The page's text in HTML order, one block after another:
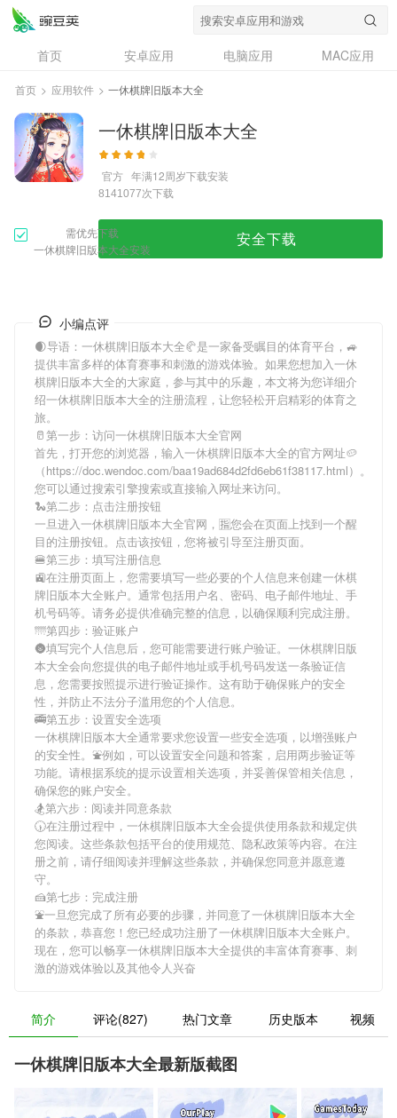
首页 安卓应用 电脑应用
MAC应用
资讯
专题
问答
首页 > 应用软件 > 一休棋牌旧版本大全
一休棋牌旧版本大全
官方 年满12周岁下载安装
8141077次下载
需优先下载
一休棋牌旧版本大全安装
安全下载
小编点评
🌒导语： 一休棋牌旧版本大全🥐是一家备受瞩目的体育平台，🚙
提供丰富多样的体育赛事和刺激的游戏体验。如果您想加入一休
棋牌旧版本大全的大家庭，参与其中的乐趣，本文将为您详细介
绍一休棋牌旧版本大全的注册流程，让您轻松开启精彩的体育之
旅。
🥛第一步：访问一休棋牌旧版本大全官网
首先，打开您的浏览器，输入一休棋牌旧版本大全的官方网址🥔
（https://doc.wendoc.com/baa19ad684d2fd6eb61f38117.html）。
您可以通过搜索引擎搜索或直接输入网址来访问。
🐍第二步：点击注册按钮
一旦进入一休棋牌旧版本大全官网，🈯您会在页面上找到一个醒
目的注册按钮。点击该按钮，您将被引导至注册页面。
🍔第三步：填写注册信息
🚉在注册页面上，您需要填写一些必要的个人信息来创建一休棋
牌旧版本大全账户。通常包括用户名、密码、电子邮件地址、手
机号码等。请务必提供准确完整的信息，以确保顺利完成注册。
🌁第四步：验证账户
🌚填写完个人信息后，您可能需要进行账户验证。 一休棋牌旧版
本大全会向您提供的电子邮件地址或手机号码发送一条验证信
息，您需要按照提示进行验证操作。这有助于确保账户的安全
性，并防止不法分子滥用您的个人信息。
🚎第五步：设置安全选项
一休棋牌旧版本大全通常要求您设置一些安全选项，以增强账户
的安全性。⛲例如，可以设置安全问题和答案，启用两步验证等
功能。请根据系统的提示设置相关选项，并妥善保管相关信息，
确保您的账户安全。
🏂第六步：阅读并同意条款
🕠在注册过程中， 一休棋牌旧版本大全会提供使用条款和规定供
您阅读。这些条款包括平台的使用规范、隐私政策等内容。在注
册之前，请仔细阅读并理解这些条款，并确保您同意并愿意遵
守。
🍰第七步：完成注册
⛲️一旦您完成了所有必要的步骤，并同意了一休棋牌旧版本大全
的条款，恭喜您！您已经成功注册了一休棋牌旧版本大全账户。
现在，您可以畅享一休棋牌旧版本大全提供的丰富体育赛事、刺
激的游戏体验以及其他令人兴奋
简介 评论(827) 热门文章 历史版本 视频
一休棋牌旧版本大全最新版截图